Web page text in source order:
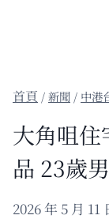
/新聞 / 中港
大角咀
品 23歲
2026 年 5 月 11